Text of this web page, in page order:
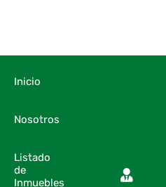
Inicio
Nosotros
Listado
de
Inmuebles